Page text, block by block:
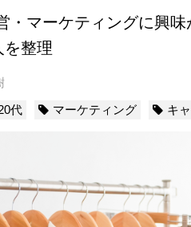
・マーケティングに興
を整理
代 マーケティング キ